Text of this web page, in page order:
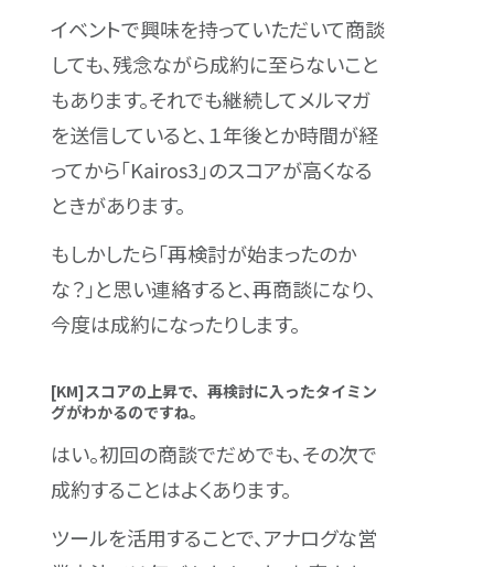
イベントで興味を持っていただいて商談
しても、残念ながら成約に至らないこと
もあります。それでも継続してメルマガ
を送信していると、１年後とか時間が経
ってから「Kairos3」のスコアが高くなる
ときがあります。
もしかしたら「再検討が始まったのか
な？」と思い連絡すると、再商談になり、
今度は成約になったりします。
[KM]スコアの上昇で、再検討に入ったタイミン
グがわかるのですね。
はい。初回の商談でだめでも、その次で
成約することはよくあります。
ツールを活用することで、アナログな営